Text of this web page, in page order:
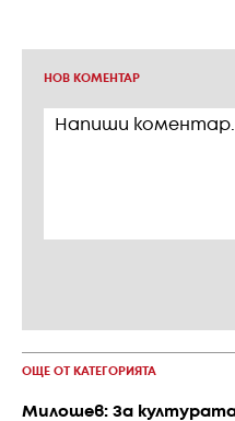
НОВ КОМЕНТАР
ОЩЕ ОТ КАТЕГОРИЯТА
Милошев: За